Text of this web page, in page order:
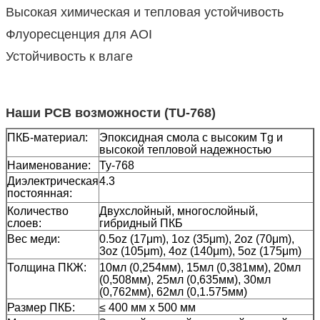
Высокая химическая и тепловая устойчивость
Флуоресценция для AOI
Устойчивость к влаге
Наши PCB возможности (TU-768)
ПКБ-материал:
Эпоксидная смола с высоким Tg и
высокой тепловой надежностью
Наименование:
Ту-768
Диэлектрическая
постоянная:
4.3
Количество
слоев:
Двухслойный, многослойный,
гибридный ПКБ
Вес меди:
0.5oz (17μm), 1oz (35μm), 2oz (70μm),
3oz (105μm), 4oz (140μm), 5oz (175μm)
Толщина ПКЖ:
10мл (0,254мм), 15мл (0,381мм), 20мл
(0,508мм), 25мл (0,635мм), 30мл
(0,762мм), 62мл (0,1.575мм)
Размер ПКБ:
≤ 400 мм х 500 мм